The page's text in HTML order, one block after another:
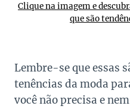
Clique na imagem e
que são
Lembre-se que essas
tenências da moda
você não precisa e